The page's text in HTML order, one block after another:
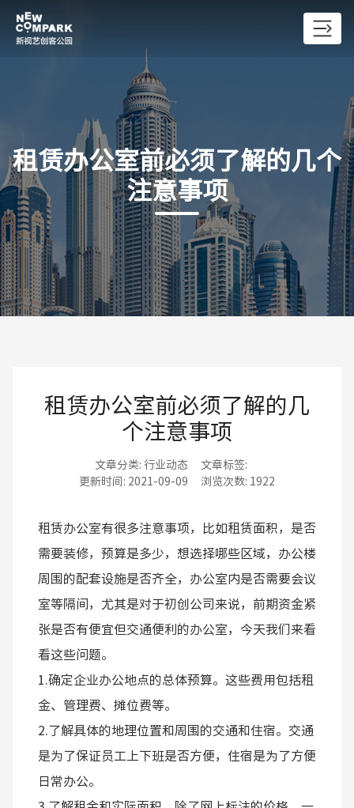
租赁办公室前必须了解的几个
注意事项
租赁办公室前必须了解的几
个注意事项
文章分类: 行业动态
文章标签:
更新时间: 2021-09-09 浏览次数: 1922
租赁办公室有很多注意事项，比如租赁面积，是否
需要装修，预算是多少，想选择哪些区域，办公楼
周围的配套设施是否齐全，办公室内是否需要会议
室等隔间，尤其是对于初创公司来说，前期资金紧
张是否有便宜但交通便利的办公室，今天我们来看
看这些问题。
1.确定企业办公地点的总体预算。这些费用包括租
金、管理费、摊位费等。
2.了解具体的地理位置和周围的交通和住宿。交通
是为了保证员工上下班是否方便，住宿是为了方便
日常办公。